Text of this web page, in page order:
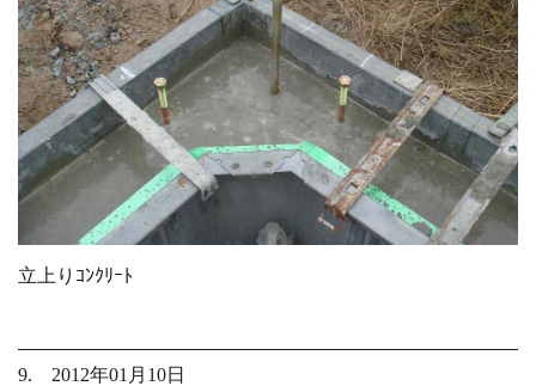
立上りｺﾝｸﾘｰﾄ
9. 2012年01月10日